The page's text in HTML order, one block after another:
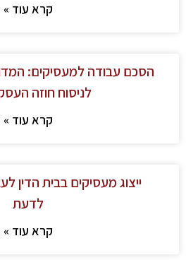
קרא עוד »
הסכם עבודה למעסיקים:
לניסוח חוזה
קרא עוד »
ייצוג מעסיקים בבית הדין
לדעת
קרא עוד »